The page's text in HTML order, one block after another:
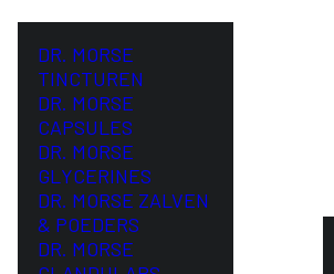
DR. MORSE
TINCTUREN
DR. MORSE
CAPSULES
DR. MORSE
GLYCERINES
DR. MORSE ZALVEN
& POEDERS
DR. MORSE